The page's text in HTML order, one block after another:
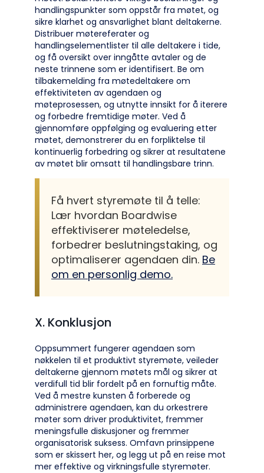
handlingspunkter som oppstår fra møtet, og
sikre klarhet og ansvarlighet blant deltakerne.
Distribuer møtereferater og
handlingselementlister til alle deltakere i tide,
og få oversikt over inngåtte avtaler og de
neste trinnene som er identifisert. Be om
tilbakemelding fra møtedeltakere om
effektiviteten av agendaen og
møteprosessen, og utnytte innsikt for å iterere
og forbedre fremtidige møter. Ved å
gjennomføre oppfølging og evaluering etter
møtet, demonstrerer du en forpliktelse til
kontinuerlig forbedring og sikrer at resultatene
av møtet blir omsatt til handlingsbare trinn.
Få hvert styremøte til å telle:
Lær hvordan Boardwise
effektiviserer møteledelse,
forbedrer beslutningstaking, og
optimaliserer agendaen din. Be
om en personlig demo.
X. Konklusjon
Oppsummert fungerer agendaen som
nøkkelen til et produktivt styremøte, veileder
deltakerne gjennom møtets mål og sikrer at
verdifull tid blir fordelt på en fornuftig måte.
Ved å mestre kunsten å forberede og
administrere agendaen, kan du orkestrere
møter som driver produktivitet, fremmer
meningsfulle diskusjoner og fremmer
organisatorisk suksess. Omfavn prinsippene
som er skissert her, og legg ut på en reise mot
mer effektive og virkningsfulle styremøter.